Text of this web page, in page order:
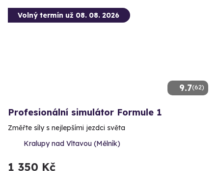
9.7(62)
Volný termín už 08. 08. 2026
Profesionální simulátor Formule 1
Změřte síly s nejlepšími jezdci světa
Kralupy nad Vltavou (Mělník)
1 350 Kč